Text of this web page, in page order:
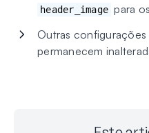
header_image para
Outras
permanecem